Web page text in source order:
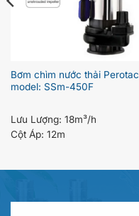
Bơm chìm nước thải Perotac
model: SSm-450F
Lưu Lượng: 18m³/h
Cột Áp: 12m